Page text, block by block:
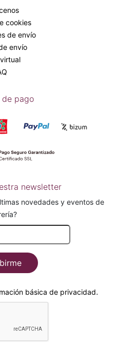
cookies
de envío
envío
de pago
newsletter
novedades y eventos de
básica de privacidad.